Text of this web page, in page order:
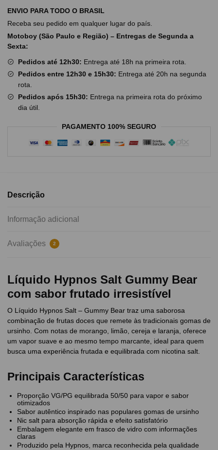
ENVIO PARA TODO O BRASIL
Receba seu pedido em qualquer lugar do país.
Motoboy (São Paulo e Região) – Entregas de Segunda a
Sexta:
Pedidos até 12h30: Entrega até 18h na primeira rota.
Pedidos entre 12h30 e 15h30: Entrega até 20h na segunda
rota.
Pedidos após 15h30: Entrega na primeira rota do próximo
dia útil.
PAGAMENTO 100% SEGURO
Descrição
Informação adicional
Avaliações 2
Líquido Hypnos Salt Gummy Bear
com sabor frutado irresistível
O Líquido Hypnos Salt – Gummy Bear traz uma saborosa
combinação de frutas doces que remete às tradicionais gomas de
ursinho. Com notas de morango, limão, cereja e laranja, oferece
um vapor suave e ao mesmo tempo marcante, ideal para quem
busca uma experiência frutada e equilibrada com nicotina salt.
Principais Características
Proporção VG/PG equilibrada 50/50 para vapor e sabor
otimizados
Sabor autêntico inspirado nas populares gomas de ursinho
Nic salt para absorção rápida e efeito satisfatório
Embalagem elegante em frasco de vidro com informações
claras
Produzido pela Hypnos, marca reconhecida pela qualidade